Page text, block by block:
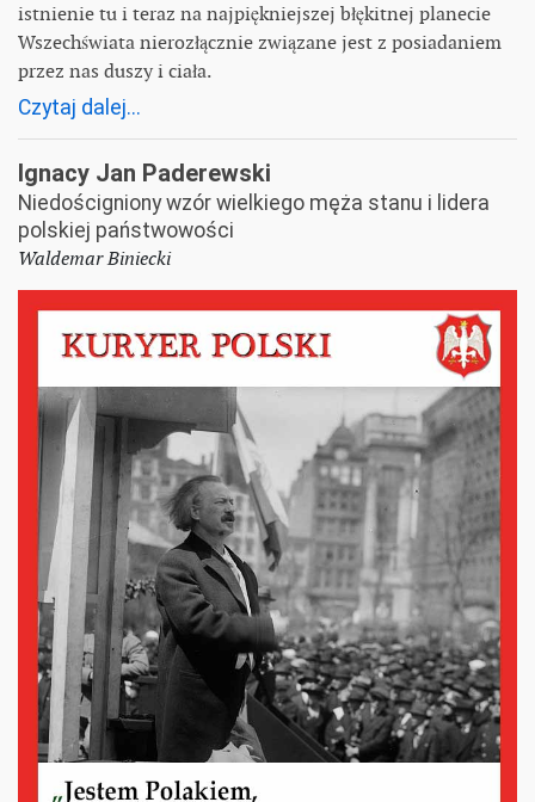
istnienie tu i teraz na najpiękniejszej błękitnej planecie
Wszechświata nierozłącznie związane jest z posiadaniem
przez nas duszy i ciała.
Czytaj dalej...
Ignacy Jan Paderewski
Niedościgniony wzór wielkiego męża stanu i lidera
polskiej państwowości
Waldemar Biniecki